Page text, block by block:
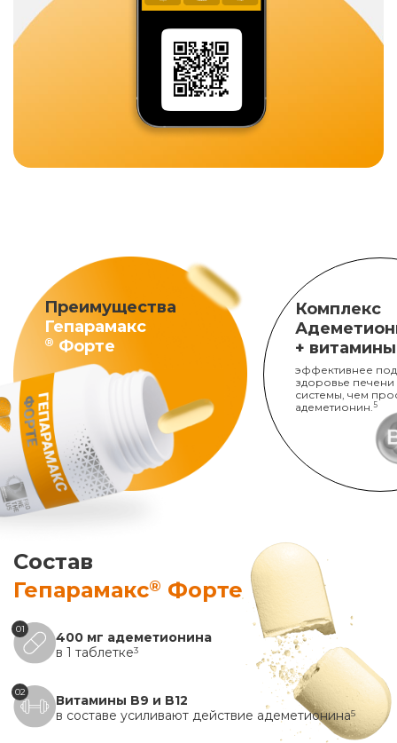
Преимущества
Гепарамакс
® Форте
Комплекс
+
эффективнее
здоровье печени
системы, чем
адеметионин. 5
Состав
Гепарамакс® Форте
01
400 мг адеметионина
в 1 таблетке3
02
Витамины B9 и B12
в составе усиливают действие адеметионина5